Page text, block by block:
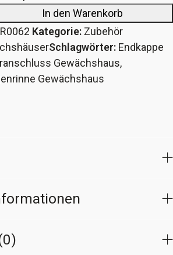
In den Warenkorb
Kategorie: Zubehör
Schlagwörter: Endkappe
Gewächshaus,
Gewächshaus